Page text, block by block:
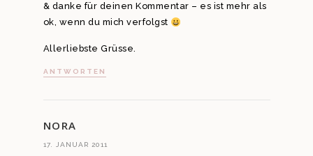
& danke für deinen Kommentar – es ist mehr als
ok, wenn du mich verfolgst
Allerliebste Grüsse.
ANTWORTEN
NORA
17. JANUAR 2011